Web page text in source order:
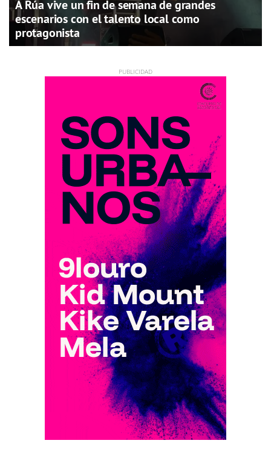
A Rúa vive un fin de semana de grandes
escenarios con el talento local como
protagonista